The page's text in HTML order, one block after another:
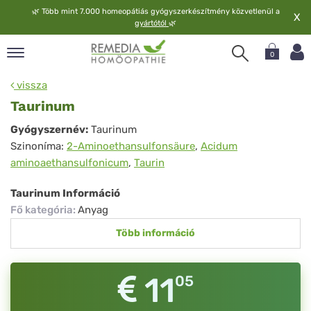
🌿 Több mint 7.000 homeopátiás gyógyszerkészítmény közvetlenül a
gyártótól 🌿 X
0
vissza
Taurinum
Taurinum
Gyógyszernév: Taurinum
Szinoníma: 2-Aminoethansulfonsäure, Acidum
aminoaethansulfonicum, Taurin
Taurinum Információ
Fő kategória: Anyag
Több információ
1105